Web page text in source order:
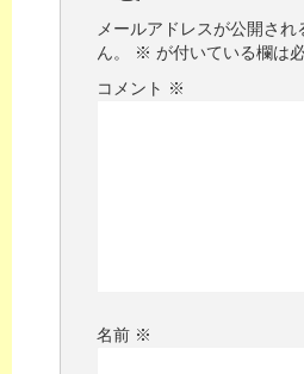
メールアドレスが公開され
ん。
※ が付いている欄は
コメント ※
名前 ※